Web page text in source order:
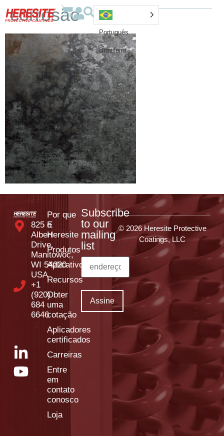
Português
Brasileiro
corrosão
825 E
Albert
Drive,
Manitowoc,
WI 54220
USA
+1
(920)
684
6646
Por que
o
Heresite
Produtos
Aplicativos
Recursos
Obter
uma
cotação
Aplicadores
certificados
Carreiras
Entre
em
contato
conosco
Loja
Subscribe
to our
mailing
list
© 2026 Heresite Protective
Coatings, LLC